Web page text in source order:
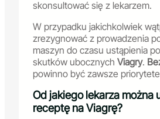
skonsultować się z lekarzem.
W przypadku jakichkolwiek
zrezygnować z prowadzenia
maszyn do czasu ustąpienia
skutków ubocznych Viagry.
powinno być zawsze
Od jakiego lekarza można
receptę na Viagrę?